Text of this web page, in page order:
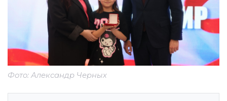
Фото: Александр Черных